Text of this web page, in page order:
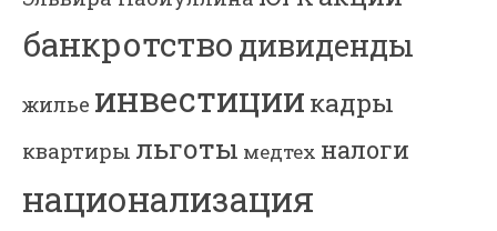
банкротство дивиденды
жилье инвестиции кадры
квартиры льготы медтех налоги
национализация